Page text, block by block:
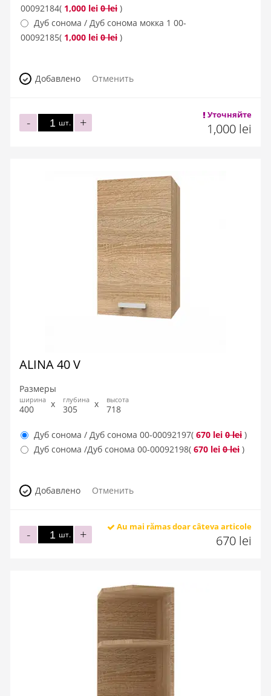
00092184( 1,000 lei 0 lei )
Дуб сонома / Дуб сонома мокка 1 00-
00092185( 1,000 lei 0 lei )
Добавлено Отменить
шт. +
- Уточняйте
1,000 lei
ALINA 40 V
Размеры
ширина
400
глубина
305
высота
718
Дуб сонома / Дуб сонома 00-00092197( 670 lei 0 lei )
Дуб сонома /Дуб сонома 00-00092198( 670 lei 0 lei )
Добавлено Отменить
шт. +
- Au mai rămas doar câteva articole
670 lei